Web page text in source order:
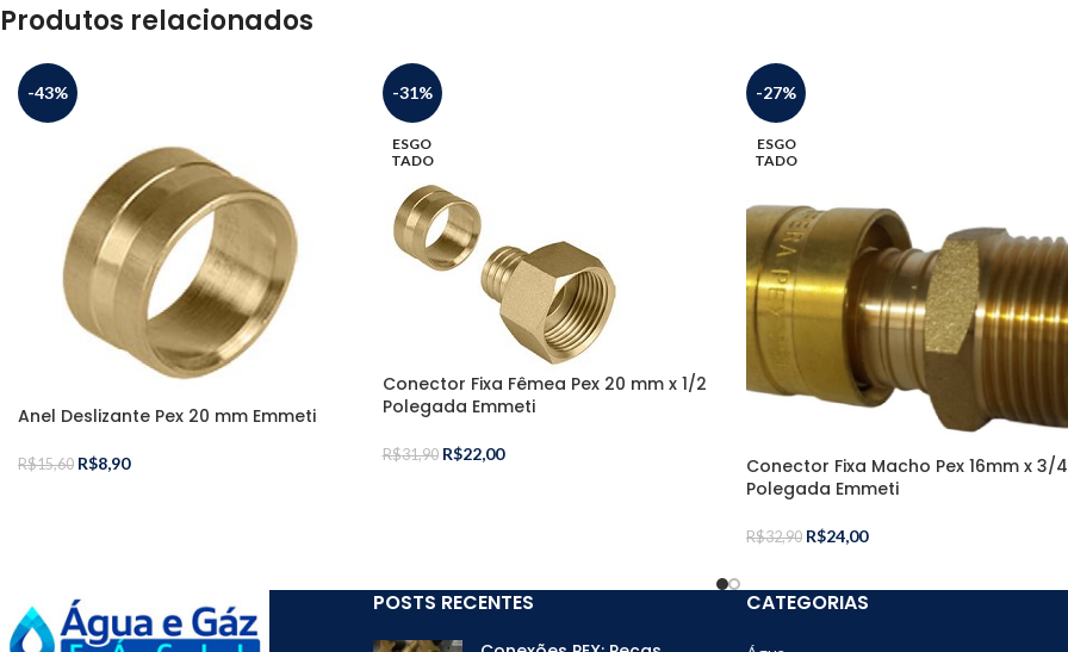
Produtos relacionados
-43%
Anel Deslizante Pex 20 mm Emmeti
R$15,60 R$8,90
-31%
ESGO
TADO
Conector Fixa Fêmea Pex 20 mm x 1/2
Polegada Emmeti
R$31,90 R$22,00
-27%
ESGO
TADO
Conector Fixa Macho Pex 16mm x 3/4
Polegada Emmeti
R$32,90 R$24,00
POSTS RECENTES CATEGORIAS